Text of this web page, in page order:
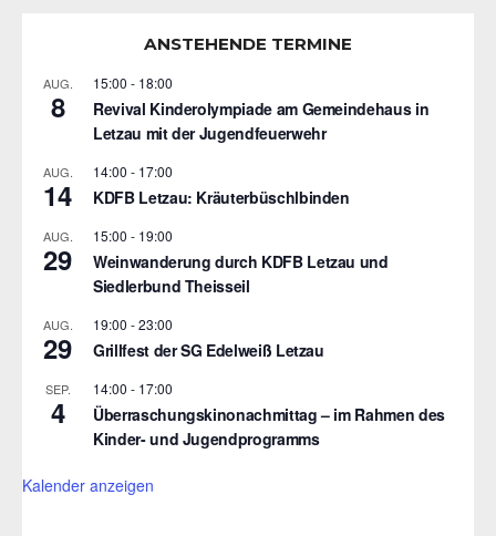
ANSTEHENDE TERMINE
AUG.
8
15:00 - 18:00
Revival Kinderolympiade am Gemeindehaus in
Letzau mit der Jugendfeuerwehr
AUG.
14
14:00 - 17:00
KDFB Letzau: Kräuterbüschlbinden
AUG.
29
15:00 - 19:00
Weinwanderung durch KDFB Letzau und
Siedlerbund Theisseil
AUG.
29
19:00 -23:00
Grillfest der SG Edelweiß Letzau
SEP.
4
14:00 - 17:00
Überraschungskinonachmittag – im Rahmen des
Kinder- und Jugendprogramms
Kalender anzeigen